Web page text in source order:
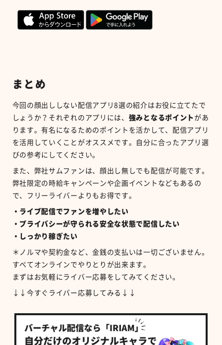
まとめ
今回の顔出ししない配信アプリ8選の紹介はお役に立てたで
しょうか？それぞれのアプリには、 強みとなるポイント があ
ります。有名になるためのポイントを活かして、配信アプリ
を活用していくことがオススメです。自分に合ったアプリ選
びの参考にしてください。
また、弊社サムファンは、顔出し無しでも配信が可能です。
弊社限定の時給キャンペーンや企画イベントなどもあるの
で、フリーライバーよりもお得です。
・ライブ配信でファンを増やしたい
・プライバシーが守られる安全な状態で配信したい
・しっかり稼ぎたい
＊ノルマや契約金など、金銭の支払いは一切ございません。
すべてオンラインでやりとりが出来ます。
まずはお気軽にライバー応募をしてみてください。
↓↓今すぐライバー応募してみる↓↓